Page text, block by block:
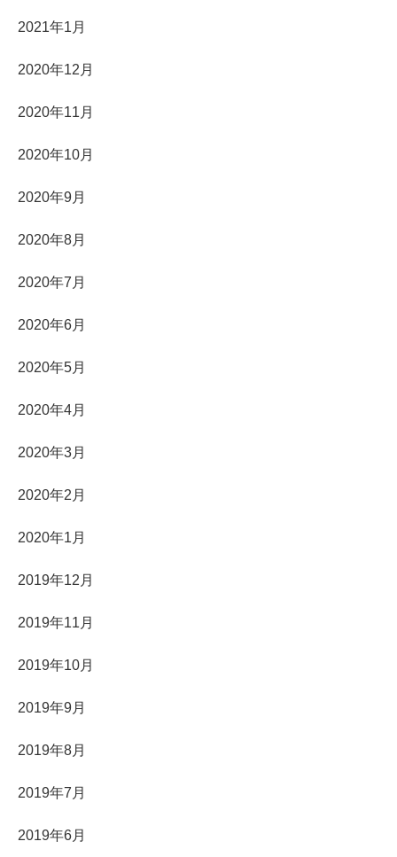
2021年1月
2020年12月
2020年11月
2020年10月
2020年9月
2020年8月
2020年7月
2020年6月
2020年5月
2020年4月
2020年3月
2020年2月
2020年1月
2019年12月
2019年11月
2019年10月
2019年9月
2019年8月
2019年7月
2019年6月